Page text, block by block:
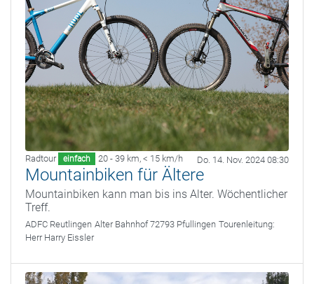
Radtour einfach 20 - 39 km, < 15 km/h Do. 14. Nov. 2024 08:30
Mountainbiken für Ältere
Mountainbiken kann man bis ins Alter. Wöchentlicher
Treff.
ADFC Reutlingen Alter Bahnhof 72793 Pfullingen Tourenleitung:
Herr Harry Eissler